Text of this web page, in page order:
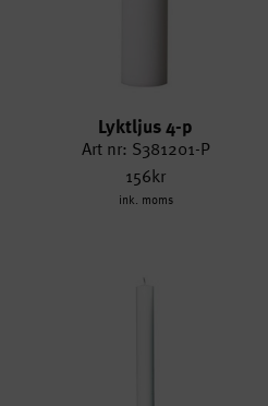
Lyktljus 4-p
Art nr: S381201-P
156kr
ink. moms